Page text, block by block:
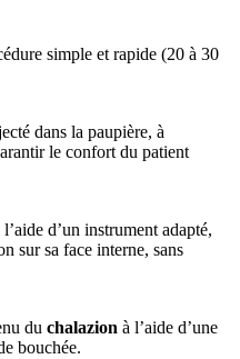
simple et rapide (20 à 30
dans la paupière, à
le confort du patient
l’aide d’un instrument adapté,
sur sa face interne, sans
du chalazion à l’aide d’une
bouchée.